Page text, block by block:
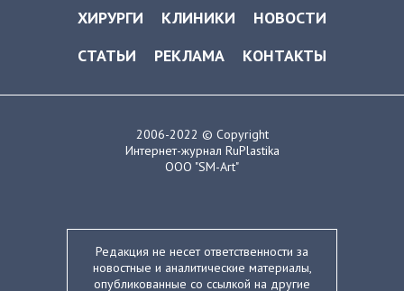
ХИРУРГИ
КЛИНИКИ
НОВОСТИ
СТАТЬИ
РЕКЛАМА КОНТАКТЫ
2006-2022 © Copyright
Интернет-журнал RuPlastika
ООО "SM-Art"
Редакция не несет ответственности за
новостные и аналитические материалы,
опубликованные со ссылкой на другие